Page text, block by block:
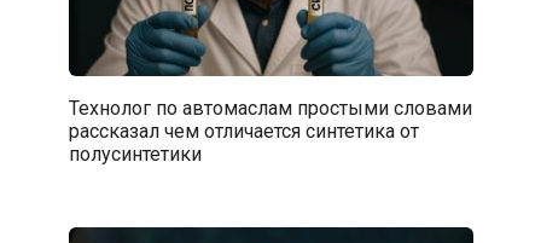
Технолог по автомаслам простыми словами
рассказал чем отличается синтетика от
полусинтетики